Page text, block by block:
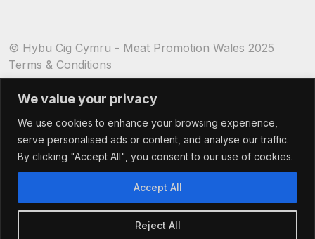
We value your privacy
We use cookies to enhance your browsing experience,
serve personalised ads or content, and analyse our traffic.
By clicking "Accept All", you consent to our use of cookies.
Reject All
Accept All
© Hybu Cig Cymru - Meat Promotion Wales 2025
Terms & Conditions